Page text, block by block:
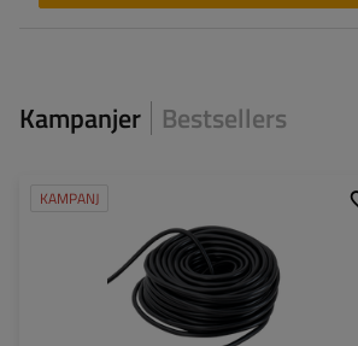
Kampanjer Bestsellers
KAMPANJ
20 m